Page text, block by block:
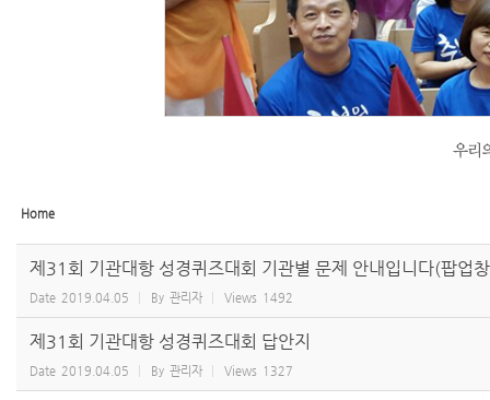
Home
제31회 기관대항 성경퀴즈대회 기관별 문제 안내입니다(팝업
Date 2019.04.05 By 관리자 Views 1492
제31회 기관대항 성경퀴즈대회 답안지
Date 2019.04.05 By 관리자 Views 1327